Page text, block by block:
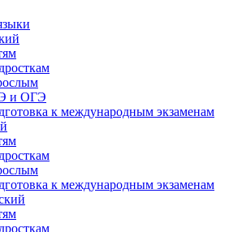
и ОГЭ
к международным экзаменам
к международным экзаменам